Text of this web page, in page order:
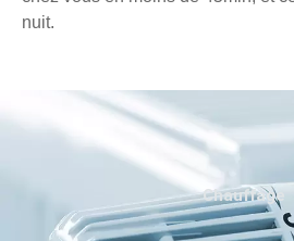
nuit.
Chauffage